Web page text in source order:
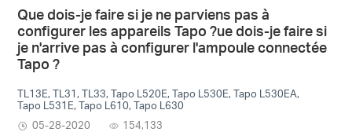
Que dois-je faire si je ne parviens pas à
configurer les appareils Tapo ?ue dois-je faire si
je n'arrive pas à configurer l'ampoule connectée
Tapo ?
TL13E, TL31, TL33, Tapo L520E, Tapo L530E, Tapo L530EA,
Tapo L531E, Tapo L610, Tapo L630
05-28-2020
154,133